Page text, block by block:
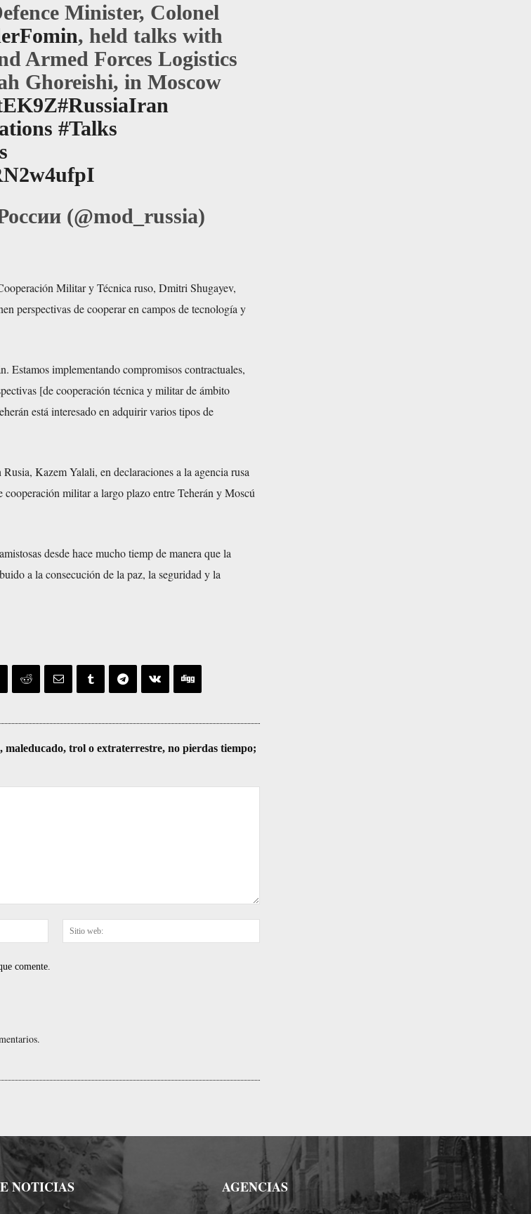
Minister, Colonel
, held talks with
Armed Forces Logistics
Ghoreishi, in Moscow
#RussiaIran
#Talks
(@mod_russia)
Militar y Técnica ruso, Dmitri Shugayev,
perspectivas de cooperar en campos de tecnología y
Estamos implementando compromisos contractuales,
[de cooperación técnica y militar de ámbito
está interesado en adquirir varios tipos de
Kazem Yalali, en declaraciones a la agencia rusa
militar a largo plazo entre Teherán y Moscú
desde hace mucho tiemp de manera que la
a la consecución de la paz, la seguridad y la
trol o extraterrestre, no pierdas tiempo;
Correo
electrónico:*
web:
comente.
NOTICIAS AGENCIAS